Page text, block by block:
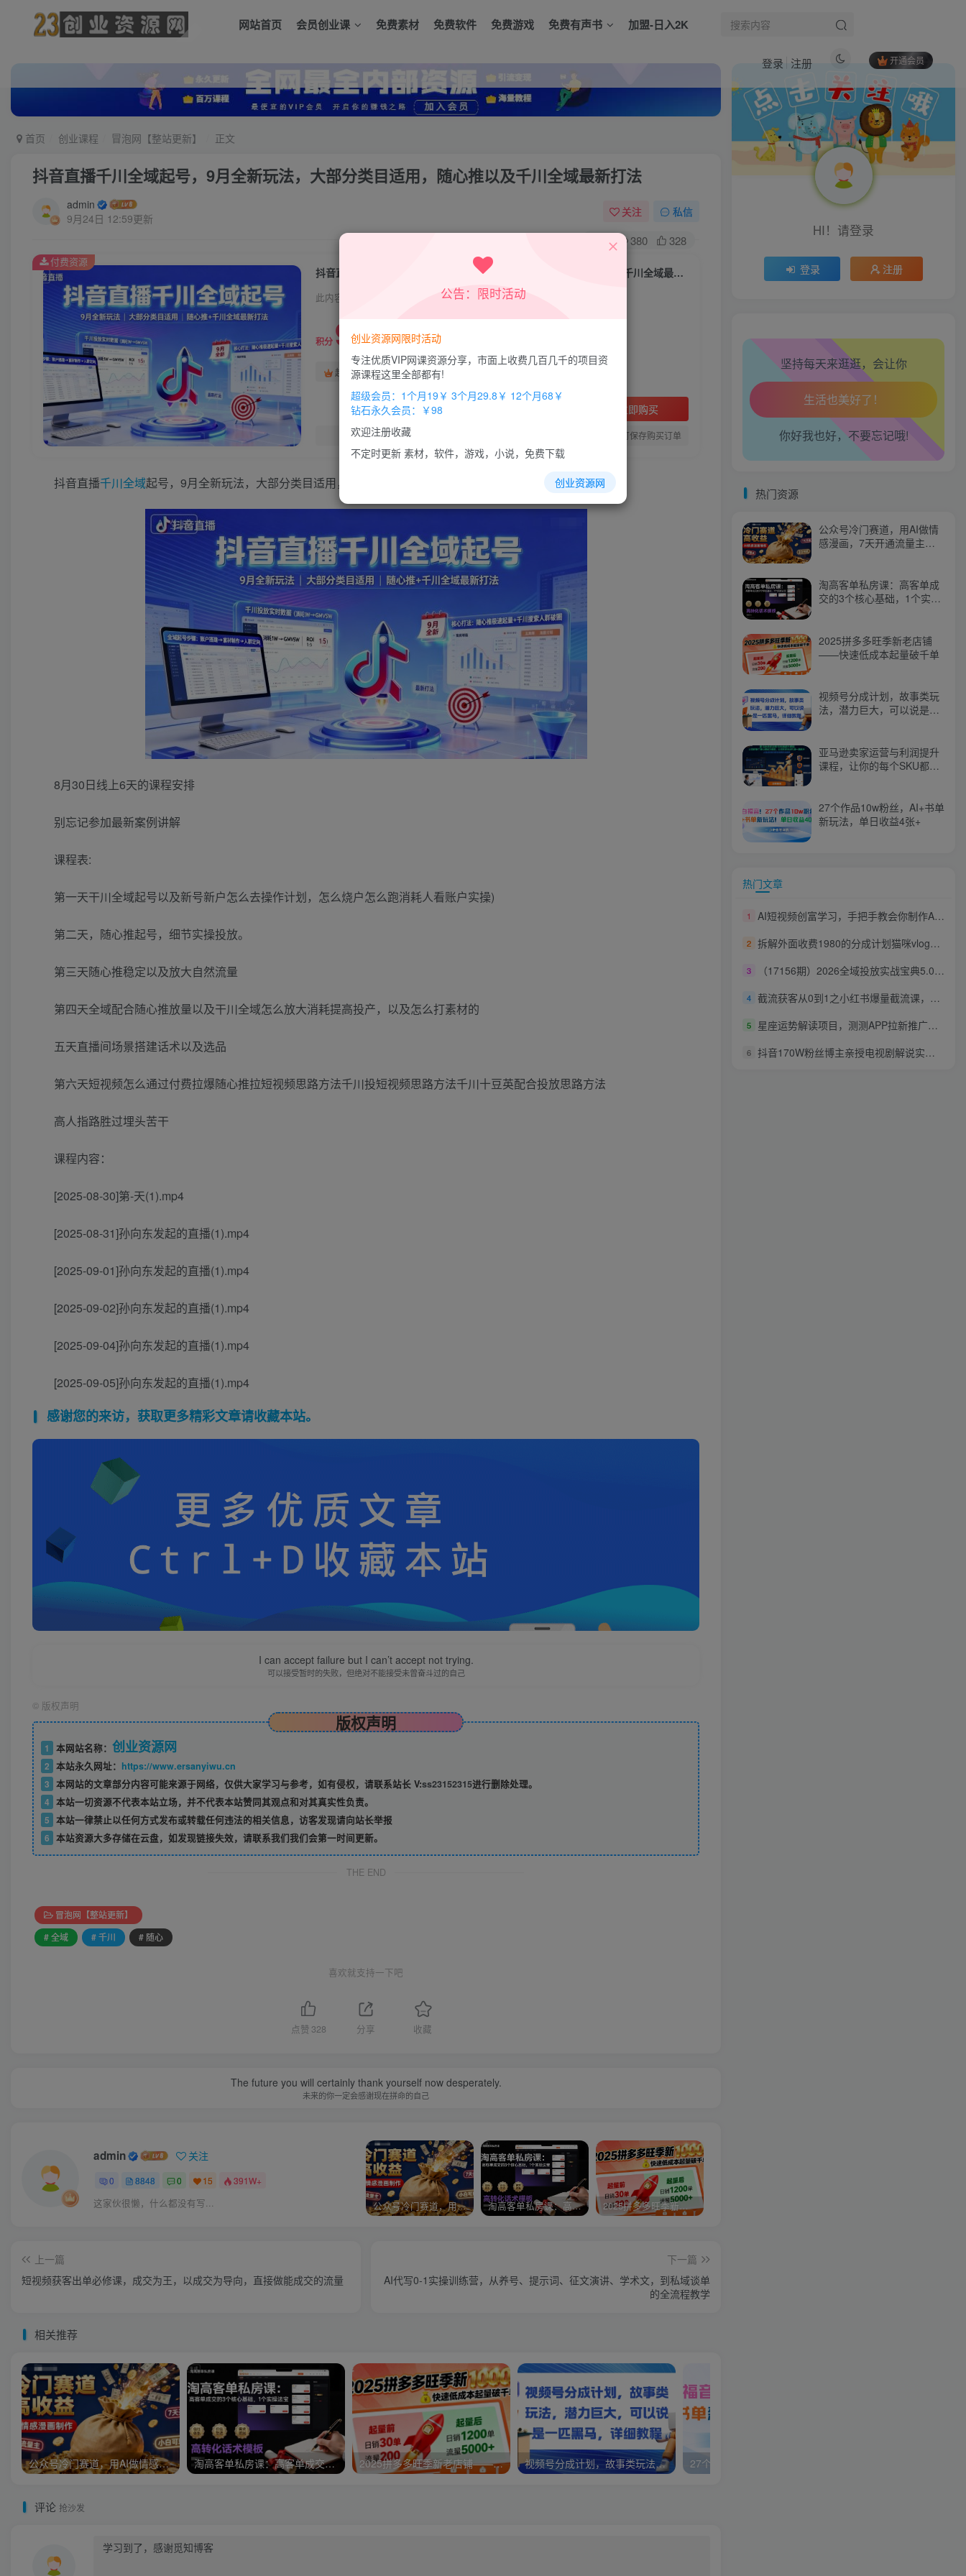
网站首页 会员创业课 免费素材 免费软件 免费游戏 免费有声书 加盟-日入2K
开通会员
登录 注册
首页 创业课程 冒泡网【整站更新】 正文
抖音直播千川全域起号，9月全新玩法，大部分类目适用，随心推以及千川全域最新打法
admin
9月24日 12:59更新
关注 私信
380 328
抖音直播千川全域起号，9月全新玩法，大部分类目适用，随心推以及千川全域最新打法
此内容为付费资源，请付费后查看
积分 9.9
超级会员免费 钻石会员
立即购买
您当前未登录！建议登陆后购买，办理会员包月更省钱，可保存购买订单
付费资源
抖音直播千川全域起号，9月全新玩法，大部分类目适用，
8月30日线上6天的课程安排
别忘记参加最新案例讲解
课程表:
第一天干川全域起号以及新号新户怎么去操作计划，怎么烧户怎么跑消耗人看账户实操)
第二天，随心推起号，细节实操投放。
第三天随心推稳定以及放大自然流量
第四天全域配合随心推放量以及干川全域怎么放大消耗提高投产，以及怎么打素材的
五天直播间场景搭建话术以及选品
第六天短视频怎么通过付费拉爆随心推拉短视频思路方法千川投短视频思路方法千川十豆英配合投放思路方法
高人指路胜过埋头苦干
课程内容：
[2025-08-30]第-天(1).mp4
[2025-08-31]孙向东发起的直播(1).mp4
[2025-09-01]孙向东发起的直播(1).mp4
[2025-09-02]孙向东发起的直播(1).mp4
[2025-09-04]孙向东发起的直播(1).mp4
[2025-09-05]孙向东发起的直播(1).mp4
感谢您的来访，获取更多精彩文章请收藏本站。
I can accept failure but I can’t accept not trying.
可以接受暂时的失败，但绝对不能接受未曾奋斗过的自己
© 版权声明
版权声明
1 本网站名称： 创业资源网
2 本站永久网址： https://www.ersanyiwu.cn
3 本网站的文章部分内容可能来源于网络，仅供大家学习与参考，如有侵权，请联系站长 V:ss23152315进行删除处理。
4 本站一切资源不代表本站立场，并不代表本站赞同其观点和对其真实性负责。
5 本站一律禁止以任何方式发布或转载任何违法的相关信息，访客发现请向站长举报
6 本站资源大多存储在云盘，如发现链接失效，请联系我们我们会第一时间更新。
THE END
冒泡网【整站更新】
# 全域
# 千川 # 随心
喜欢就支持一下吧
点赞 328 分享 收藏
The future you will certainly thank yourself now desperately.
未来的你一定会感谢现在拼命的自己
admin 关注
0 8848 0 15 391W+
这家伙很懒，什么都没有写... 公众号冷门赛道，用AI做情感漫画，7天开通流量主，操作简单，小白可玩 淘高客单私房课：高客单成交的3个核心基础，1个实操法宝 2025拼多多旺季新老店铺——快速低成本起量破千单
上一篇
短视频获客出单必修课，成交为王，以成交为导向，直接做能成交的流量
下一篇
AI代写0-1实操训练营，从养号、提示词、征文演讲、学术文，到私域谈单
的全流程教学
相关推荐
公众号冷门赛道，用AI做情感漫画，7天开通流量主，操作简单，小白可玩 淘高客单私房课：高客单成交的3个核心基础，1个实操法宝 2025拼多多旺季新老店铺——快速低成本起量破千单 视频号分成计划，故事类玩法，潜力巨大，可以说是一匹黑马，详细教程
评论 抢沙发
热门文章
AI短视频创富学习，手把手教会你制作AI短视频
拆解外面收费1980的分成计划猫咪vlog玩法，三天佣金8541（仅供参考）
（17156期）2026全域投放实战宝典5.0：从精准起号到稳定放量的全流程高阶打法拆解！
截流获客从0到1之小红书爆量截流课，每天稳定加100+精准粉，适用于各行业
星座运势解读项目，测测APP拉新推广，一单9米，市场空白，用户体量大，新手也能快速上手，轻松变现
HI！请登录
登录 注册
坚持每天来逛逛，会让你
心情也舒畅了！
腰也不酸了！
工作也轻松了！
你好我也好，不要忘记哦!
热门资源
公众号冷门赛道，用AI做情
感漫画，7天开通流量主，
淘高客单私房课：高客单成
交的3个核心基础，1个实操
2025拼多多旺季新老店铺
——快速低成本起量破千单
视频号分成计划，故事类玩
法，潜力巨大，可以说是一
亚马逊卖家运营与利润提升
课程，让你的每个SKU都成
27个作品10w粉丝，AI+书单
新玩法，单日收益4张+
热门文章
1 AI短视频创富学习，手把手教会你制作AI短视频
2 拆解外面收费1980的分成计划猫咪vlog玩法，三天佣金8541（仅供参考）
3 （17156期）2026全域投放实战宝典5.0：从精准起号到稳定放量的全流程高阶打法拆解！
4 截流获客从0到1之小红书爆量截流课，每天稳定加100+精准粉，适用于各行业
5 星座运势解读项目，测测APP拉新推广，一单9米，市场空白，用户体量大，新手也能快速上手，轻松变现
6 抖音170W粉丝博主亲授电视剧解说实战课，从零定位选剧写文案剪辑成片，轻松解锁伙伴计划+精选独家收益
公告：限时活动
创业资源网限时活动
专注优质VIP网课资源分享，市面上收费几百几千的项目资
源课程这里全部都有!
超级会员：1个月19￥ 3个月29.8￥ 12个月68￥
钻石永久会员：￥98
欢迎注册收藏
不定时更新 素材，软件，游戏，小说，免费下载
创业资源网